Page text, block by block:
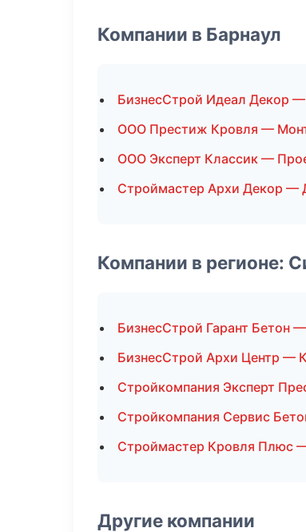
Компании в Барнаул
БизнесСтрой Идеал Декор
ООО Престиж Кровля —
ООО Эксперт Классик —
Строймастер Архи Декор —
Компании в регионе:
БизнесСтрой Гарант Бетон
БизнесСтрой Архи Центр —
Стройкомпания Эксперт
Стройкомпания Сервис
Строймастер Кровля Плюс
Другие компании